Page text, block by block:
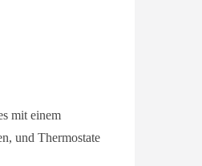
mit einem
und Thermostate